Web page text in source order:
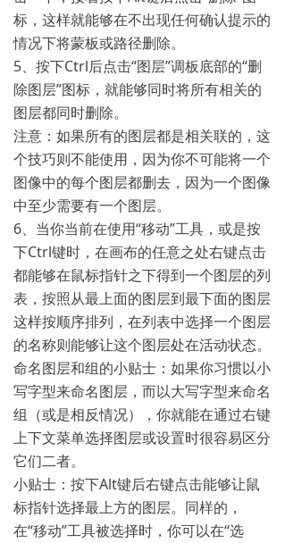
标，这样就能够在不出现任何确认提示的
情况下将蒙板或路径删除。
5、按下Ctrl后点击“图层”调板底部的“删
除图层”图标，就能够同时将所有相关的
图层都同时删除。
注意：如果所有的图层都是相关联的，这
个技巧则不能使用，因为你不可能将一个
图像中的每个图层都删去，因为一个图像
中至少需要有一个图层。
6、当你当前在使用“移动”工具，或是按
下Ctrl键时，在画布的任意之处右键点击
都能够在鼠标指针之下得到一个图层的列
表，按照从最上面的图层到最下面的图层
这样按顺序排列，在列表中选择一个图层
的名称则能够让这个图层处在活动状态。
命名图层和组的小贴士：如果你习惯以小
写字型来命名图层，而以大写字型来命名
组（或是相反情况），你就能在通过右键
上下文菜单选择图层或设置时很容易区分
它们二者。
小贴士：按下Alt键后右键点击能够让鼠
标指针选择最上方的图层。同样的，
在“移动”工具被选择时，你可以在“选